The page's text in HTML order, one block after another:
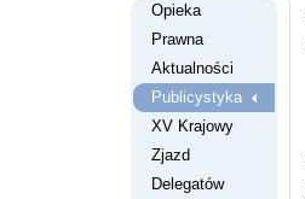
Opieka
Prawna
Aktualności
Publicystyka
XV Krajowy
Zjazd
Delegatów